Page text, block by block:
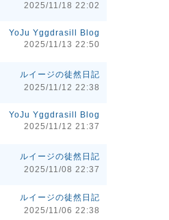
2025/11/18 22:02
YoJu Yggdrasill Blog
2025/11/13 22:50
ルイージの徒然日記
2025/11/12 22:38
YoJu Yggdrasill Blog
2025/11/12 21:37
ルイージの徒然日記
2025/11/08 22:37
ルイージの徒然日記
2025/11/06 22:38